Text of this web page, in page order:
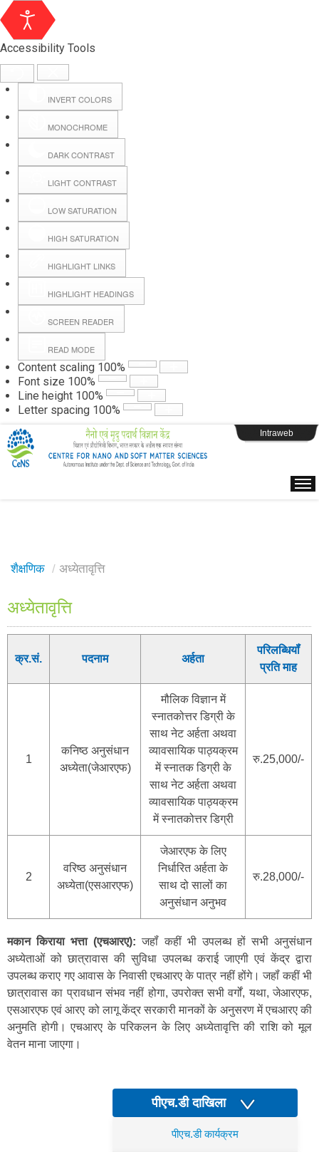
Accessibility Tools
INVERT COLORS
MONOCHROME
DARK CONTRAST
LIGHT CONTRAST
LOW SATURATION
HIGH SATURATION
HIGHLIGHT LINKS
HIGHLIGHT HEADINGS
SCREEN READER
READ MODE
Content scaling 100%
Font size 100%
Line height 100%
Letter spacing 100%
Hall Booking
Forms
Webpage Login
Intraweb
शैक्षणिक / अध्येतावृत्ति
अध्येतावृत्ति
क्र.सं. पदनाम अर्हता
परिलब्धियॉं
प्रति माह
1
कनिष्ठ अनुसंधान
अध्येता(जेआरएफ)
मौलिक विज्ञान में
स्नातकोत्तर डिग्री के
साथ नेट अर्हता अथवा
व्यावसायिक पाठ्यक्रम
में स्नातक डिग्री के
साथ नेट अर्हता अथवा
व्यावसायिक पाठ्यक्रम
में स्नातकोत्तर डिग्री
रु.25,000/-
2
वरिष्ठ अनुसंधान
अध्येता(एसआरएफ)
जेआरएफ के लिए
निर्धारित अर्हता के
साथ दो सालों का
अनुसंधान अनुभव
रु.28,000/-
मकान किराया भत्ता (एचआरए): जहॉं कहीं भी उपलब्ध हों सभी अनुसंधान
अध्येताओं को छात्रावास की सुविधा उपलब्ध कराई जाएगी एवं केंद्र द्वारा
उपलब्ध कराए गए आवास के निवासी एचआरए के पात्र नहीं होंगे। जहॉं कहीं भी
छात्रावास का प्रावधान संभव नहीं होगा, उपरोक्त सभी वर्गों, यथा, जेआरएफ,
एसआरएफ एवं आरए को लागू केंद्र सरकारी मानकों के अनुसरण में एचआरए की
अनुमति होगी। एचआरए के परिकलन के लिए अध्येतावृत्ति की राशि को मूल
वेतन माना जाएगा।
पीएच.डी दाखिला
पीएच.डी कार्यक्रम